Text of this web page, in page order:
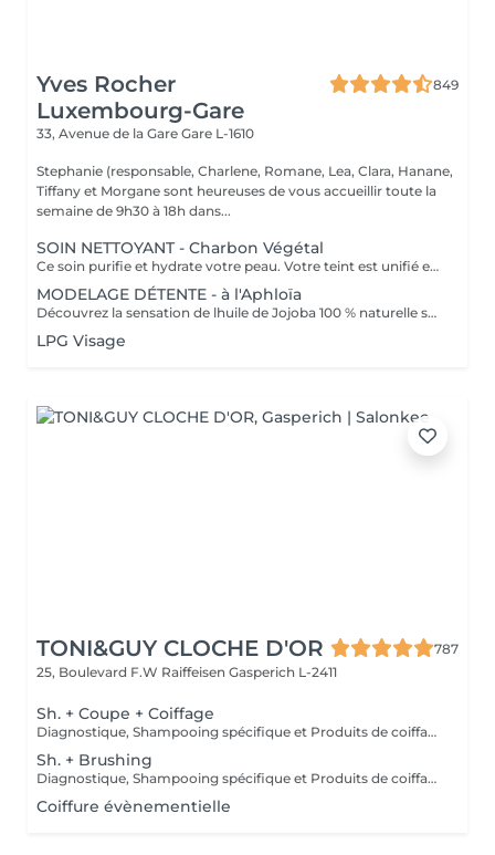
Yves Rocher
Luxembourg-Gare
849
33, Avenue de la Gare Gare L-1610
Stephanie (responsable, Charlene, Romane, Lea, Clara, Hanane,
Tiffany et Morgane sont heureuses de vous accueillir toute la
semaine de 9h30 à 18h dans...
SOIN NETTOYANT - Charbon Végétal
Ce soin purifie et hydrate votre peau. Votre teint est unifié et lumineux, grâce à l' alliance du Charbon Végétal et de l'édulis
MODELAGE DÉTENTE - à l'Aphloïa
Découvrez la sensation de lhuile de Jojoba 100 % naturelle sur votre peau. Nourrie, votre peau retrouve tout son confort. Libéré de ses tensions grâce aux mains habiles de notre esthéticienne, votre visage est détendu. Bénéfices : Nourrie, votre peau retrouve tout son confort.
LPG Visage
TONI&GUY CLOCHE D'OR
787
25, Boulevard F.W Raiffeisen Gasperich L-2411
Sh. + Coupe + Coiffage
Diagnostique, Shampooing spécifique et Produits de coiffage inclus.
Sh. + Brushing
Diagnostique, Shampooing spécifique et Produits de coiffage inclus.
Coiffure évènementielle